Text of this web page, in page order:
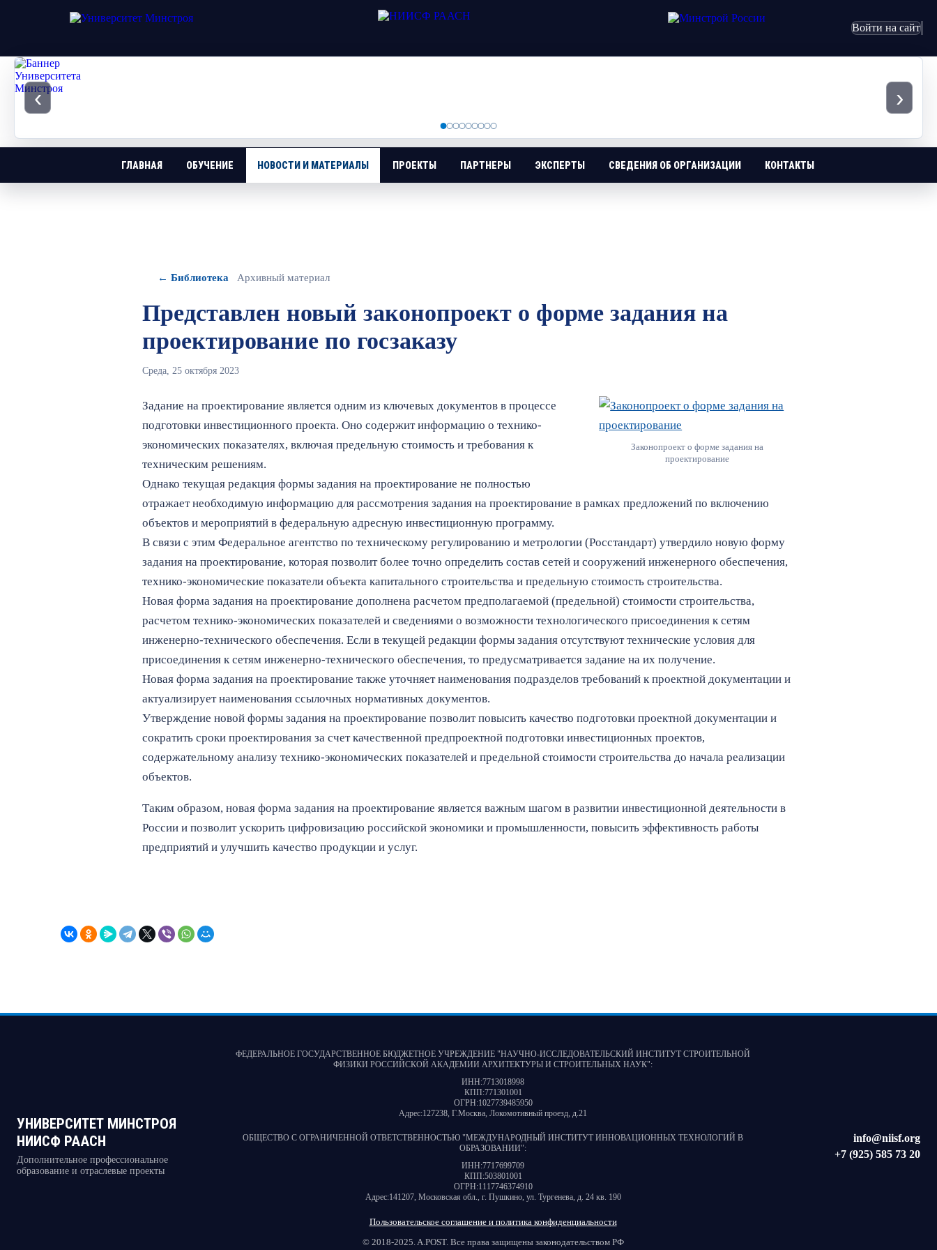
Войти на сайт
‹ ›
ГЛАВНАЯ ОБУЧЕНИЕ НОВОСТИ И МАТЕРИАЛЫ ПРОЕКТЫ ПАРТНЕРЫ ЭКСПЕРТЫ СВЕДЕНИЯ ОБ ОРГАНИЗАЦИИ КОНТАКТЫ
← Библиотека Архивный материал
Представлен новый законопроект о форме задания на
проектирование по госзаказу
Среда, 25 октября 2023
Законопроект о форме задания на
проектирование
Задание на проектирование является одним из ключевых документов в процессе
подготовки инвестиционного проекта. Оно содержит информацию о технико-
экономических показателях, включая предельную стоимость и требования к
техническим решениям.
Однако текущая редакция формы задания на проектирование не полностью
отражает необходимую информацию для рассмотрения задания на проектирование в рамках предложений по включению
объектов и мероприятий в федеральную адресную инвестиционную программу.
В связи с этим Федеральное агентство по техническому регулированию и метрологии (Росстандарт) утвердило новую форму
задания на проектирование, которая позволит более точно определить состав сетей и сооружений инженерного обеспечения,
технико-экономические показатели объекта капитального строительства и предельную стоимость строительства.
Новая форма задания на проектирование дополнена расчетом предполагаемой (предельной) стоимости строительства,
расчетом технико-экономических показателей и сведениями о возможности технологического присоединения к сетям
инженерно-технического обеспечения. Если в текущей редакции формы задания отсутствуют технические условия для
присоединения к сетям инженерно-технического обеспечения, то предусматривается задание на их получение.
Новая форма задания на проектирование также уточняет наименования подразделов требований к проектной документации и
актуализирует наименования ссылочных нормативных документов.
Утверждение новой формы задания на проектирование позволит повысить качество подготовки проектной документации и
сократить сроки проектирования за счет качественной предпроектной подготовки инвестиционных проектов,
содержательному анализу технико-экономических показателей и предельной стоимости строительства до начала реализации
объектов.
Таким образом, новая форма задания на проектирование является важным шагом в развитии инвестиционной деятельности в
России и позволит ускорить цифровизацию российской экономики и промышленности, повысить эффективность работы
предприятий и улучшить качество продукции и услуг.
УНИВЕРСИТЕТ МИНСТРОЯ
НИИСФ РААСН
Дополнительное профессиональное
образование и отраслевые проекты
ФЕДЕРАЛЬНОЕ ГОСУДАРСТВЕННОЕ БЮДЖЕТНОЕ УЧРЕЖДЕНИЕ "НАУЧНО-ИССЛЕДОВАТЕЛЬСКИЙ ИНСТИТУТ СТРОИТЕЛЬНОЙ
ФИЗИКИ РОССИЙСКОЙ АКАДЕМИИ АРХИТЕКТУРЫ И СТРОИТЕЛЬНЫХ НАУК":
ИНН:7713018998
КПП:771301001
ОГРН:1027739485950
Адрес:127238, Г.Москва, Локомотивный проезд, д.21
ОБЩЕСТВО С ОГРАНИЧЕННОЙ ОТВЕТСТВЕННОСТЬЮ "МЕЖДУНАРОДНЫЙ ИНСТИТУТ ИННОВАЦИОННЫХ ТЕХНОЛОГИЙ В
ОБРАЗОВАНИИ":
ИНН:7717699709
КПП:503801001
ОГРН:1117746374910
Адрес:141207, Московская обл., г. Пушкино, ул. Тургенева, д. 24 кв. 190
Пользовательское соглашение и политика конфиденциальности
© 2018-2025. A.POST. Все права защищены законодательством РФ
info@niisf.org
+7 (925) 585 73 20